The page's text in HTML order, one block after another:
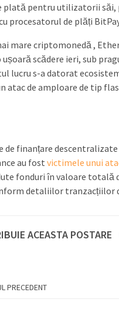
plată pentru utilizatorii
procesatorul de plăți
mare criptomonedă ,
scădere ieri, sub
lucru s-a datorat
atac de amploare de tip
de finanțare descentralizate
au fostvictimele unui
fonduri în valoare totală
detaliilor tranzacțiilor
ACEASTA POSTARE
PRECEDENT